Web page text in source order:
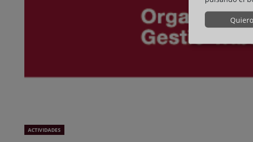
ACTIVIDADES